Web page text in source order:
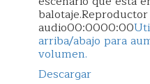
audio00:0000:00
arriba/abajo para
volumen.
Descargar